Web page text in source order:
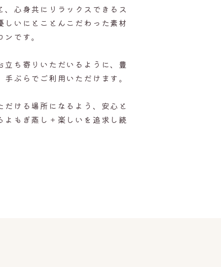
心身共にリラックスできるス
いにとことんこだわった素材
です。
ち寄りいただいるように、豊
ぶらでご利用いただけます。
ける場所になるよう、安心と
もぎ蒸し＋楽しいを追求し続